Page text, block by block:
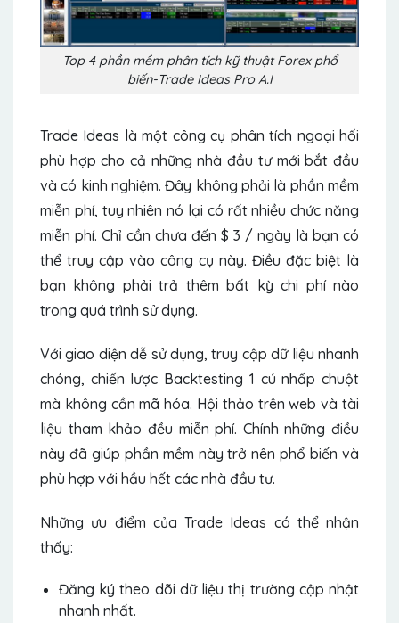
Top 4 phần mềm phân tích kỹ thuật Forex phổ
biến-Trade Ideas Pro A.I
Trade Ideas là một công cụ phân tích ngoại hối
phù hợp cho cả những nhà đầu tư mới bắt đầu
và có kinh nghiệm. Đây không phải là phần mềm
miễn phí, tuy nhiên nó lại có rất nhiều chức năng
miễn phí. Chỉ cần chưa đến $ 3 / ngày là bạn có
thể truy cập vào công cụ này. Điều đặc biệt là
bạn không phải trả thêm bất kỳ chi phí nào
trong quá trình sử dụng.
Với giao diện dễ sử dụng, truy cập dữ liệu nhanh
chóng, chiến lược Backtesting 1 cú nhấp chuột
mà không cần mã hóa. Hội thảo trên web và tài
liệu tham khảo đều miễn phí. Chính những điều
này đã giúp phần mềm này trở nên phổ biến và
phù hợp với hầu hết các nhà đầu tư.
Những ưu điểm của Trade Ideas có thể nhận
thấy:
Đăng ký theo dõi dữ liệu thị trường cập nhật
nhanh nhất.